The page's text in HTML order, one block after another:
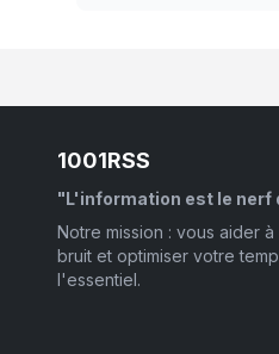
1001RSS
"L'information est le nerf
Notre mission : vous aider
bruit et optimiser votre
l'essentiel.